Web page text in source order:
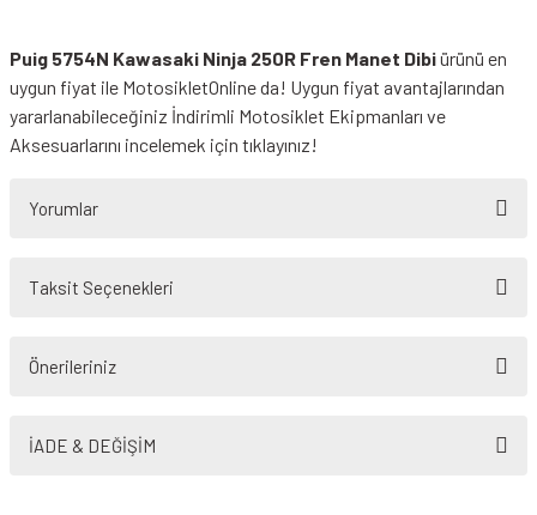
Puig 5754N Kawasaki Ninja 250R Fren Manet Dibiürünü en
uygun fiyat ile MotosikletOnline da! Uygun fiyat avantajlarından
yararlanabileceğiniz İndirimli Motosiklet Ekipmanları ve
Aksesuarlarını incelemek için tıklayınız!
Yorumlar
Taksit Seçenekleri
Önerileriniz
yetersiz gördüğünüz noktaları öneri formunu kullanarak tarafımıza
İADE & DEĞİŞİM